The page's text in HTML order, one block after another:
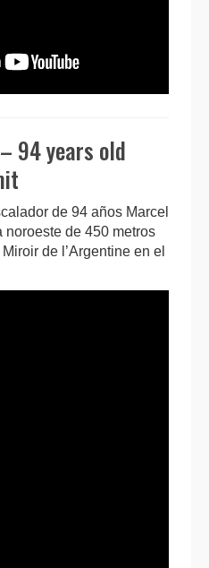
– 94 years old
de 94 años Marcel
noroeste de 450 metros
de l’Argentine en el